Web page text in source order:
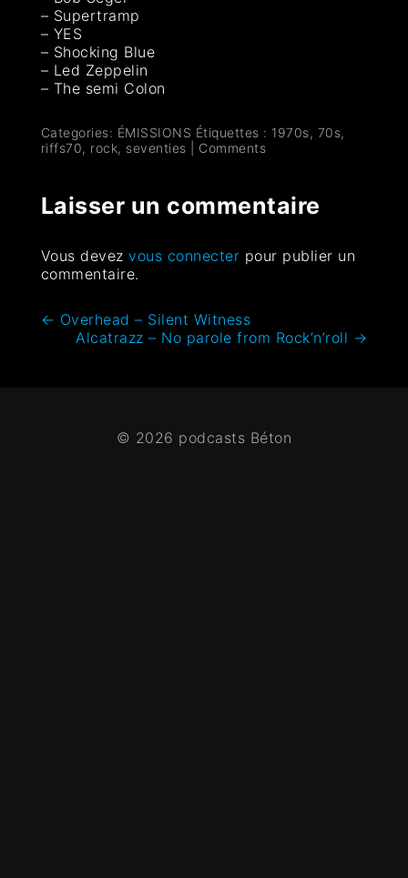
– Supertramp
– YES
– Shocking Blue
– Led Zeppelin
– The semi Colon
Categories: ÉMISSIONS Étiquettes : 1970s, 70s,
riffs70, rock, seventies Comments
Laisser un commentaire
Vous devezvous connecter pour publier un
commentaire.
← Overhead – Silent Witness
Alcatrazz – No parole from Rock’n’roll →
© 2026 podcasts Béton